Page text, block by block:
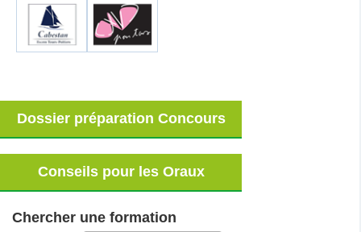
Dossier préparation Concours
Conseils pour les Oraux
Chercher une formation